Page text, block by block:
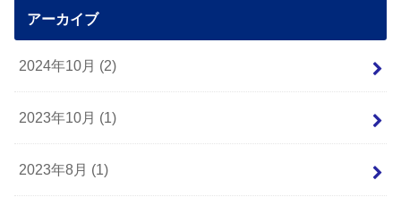
アーカイブ
2024年10月 (2)
2023年10月 (1)
2023年8月 (1)